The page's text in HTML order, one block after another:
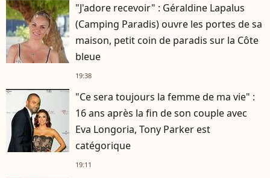
"J'adore recevoir" : Géraldine Lapalus
(Camping Paradis) ouvre les portes de sa
maison, petit coin de paradis sur la Côte
bleue
19:38
"Ce sera toujours la femme de ma vie" :
16 ans après la fin de son couple avec
Eva Longoria, Tony Parker est
catégorique
19:11